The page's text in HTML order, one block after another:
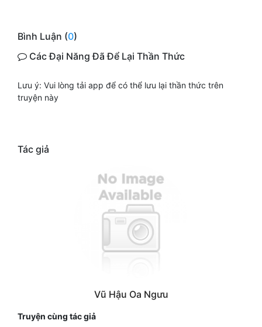
Bình Luận (0)
Các Đại Năng Đã Để Lại Thần Thức
Lưu ý: Vui lòng tải app để có thể lưu lại thần thức trên
truyện này
Tác giả
Vũ Hậu Oa Ngưu
Truyện cùng tác giả